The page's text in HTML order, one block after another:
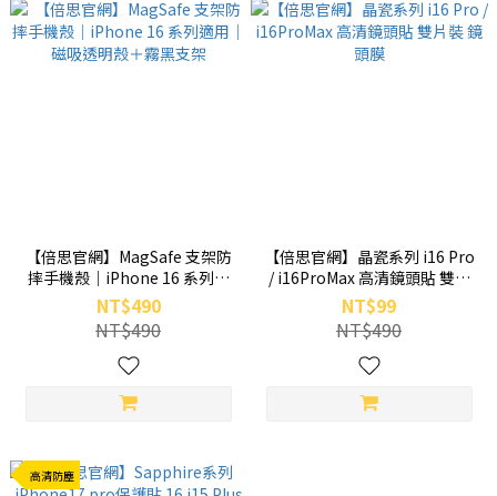
【倍思官網】MagSafe 支架防
摔手機殼｜iPhone 16 系列適
用｜磁吸透明殼＋霧黑支架
NT$490
NT$490
【倍思官網】晶瓷系列 i16 Pro
/ i16ProMax 高清鏡頭貼 雙片
裝 鏡頭膜
NT$99
NT$490
高清防塵
言。
真人客服時間 09:00-17:00